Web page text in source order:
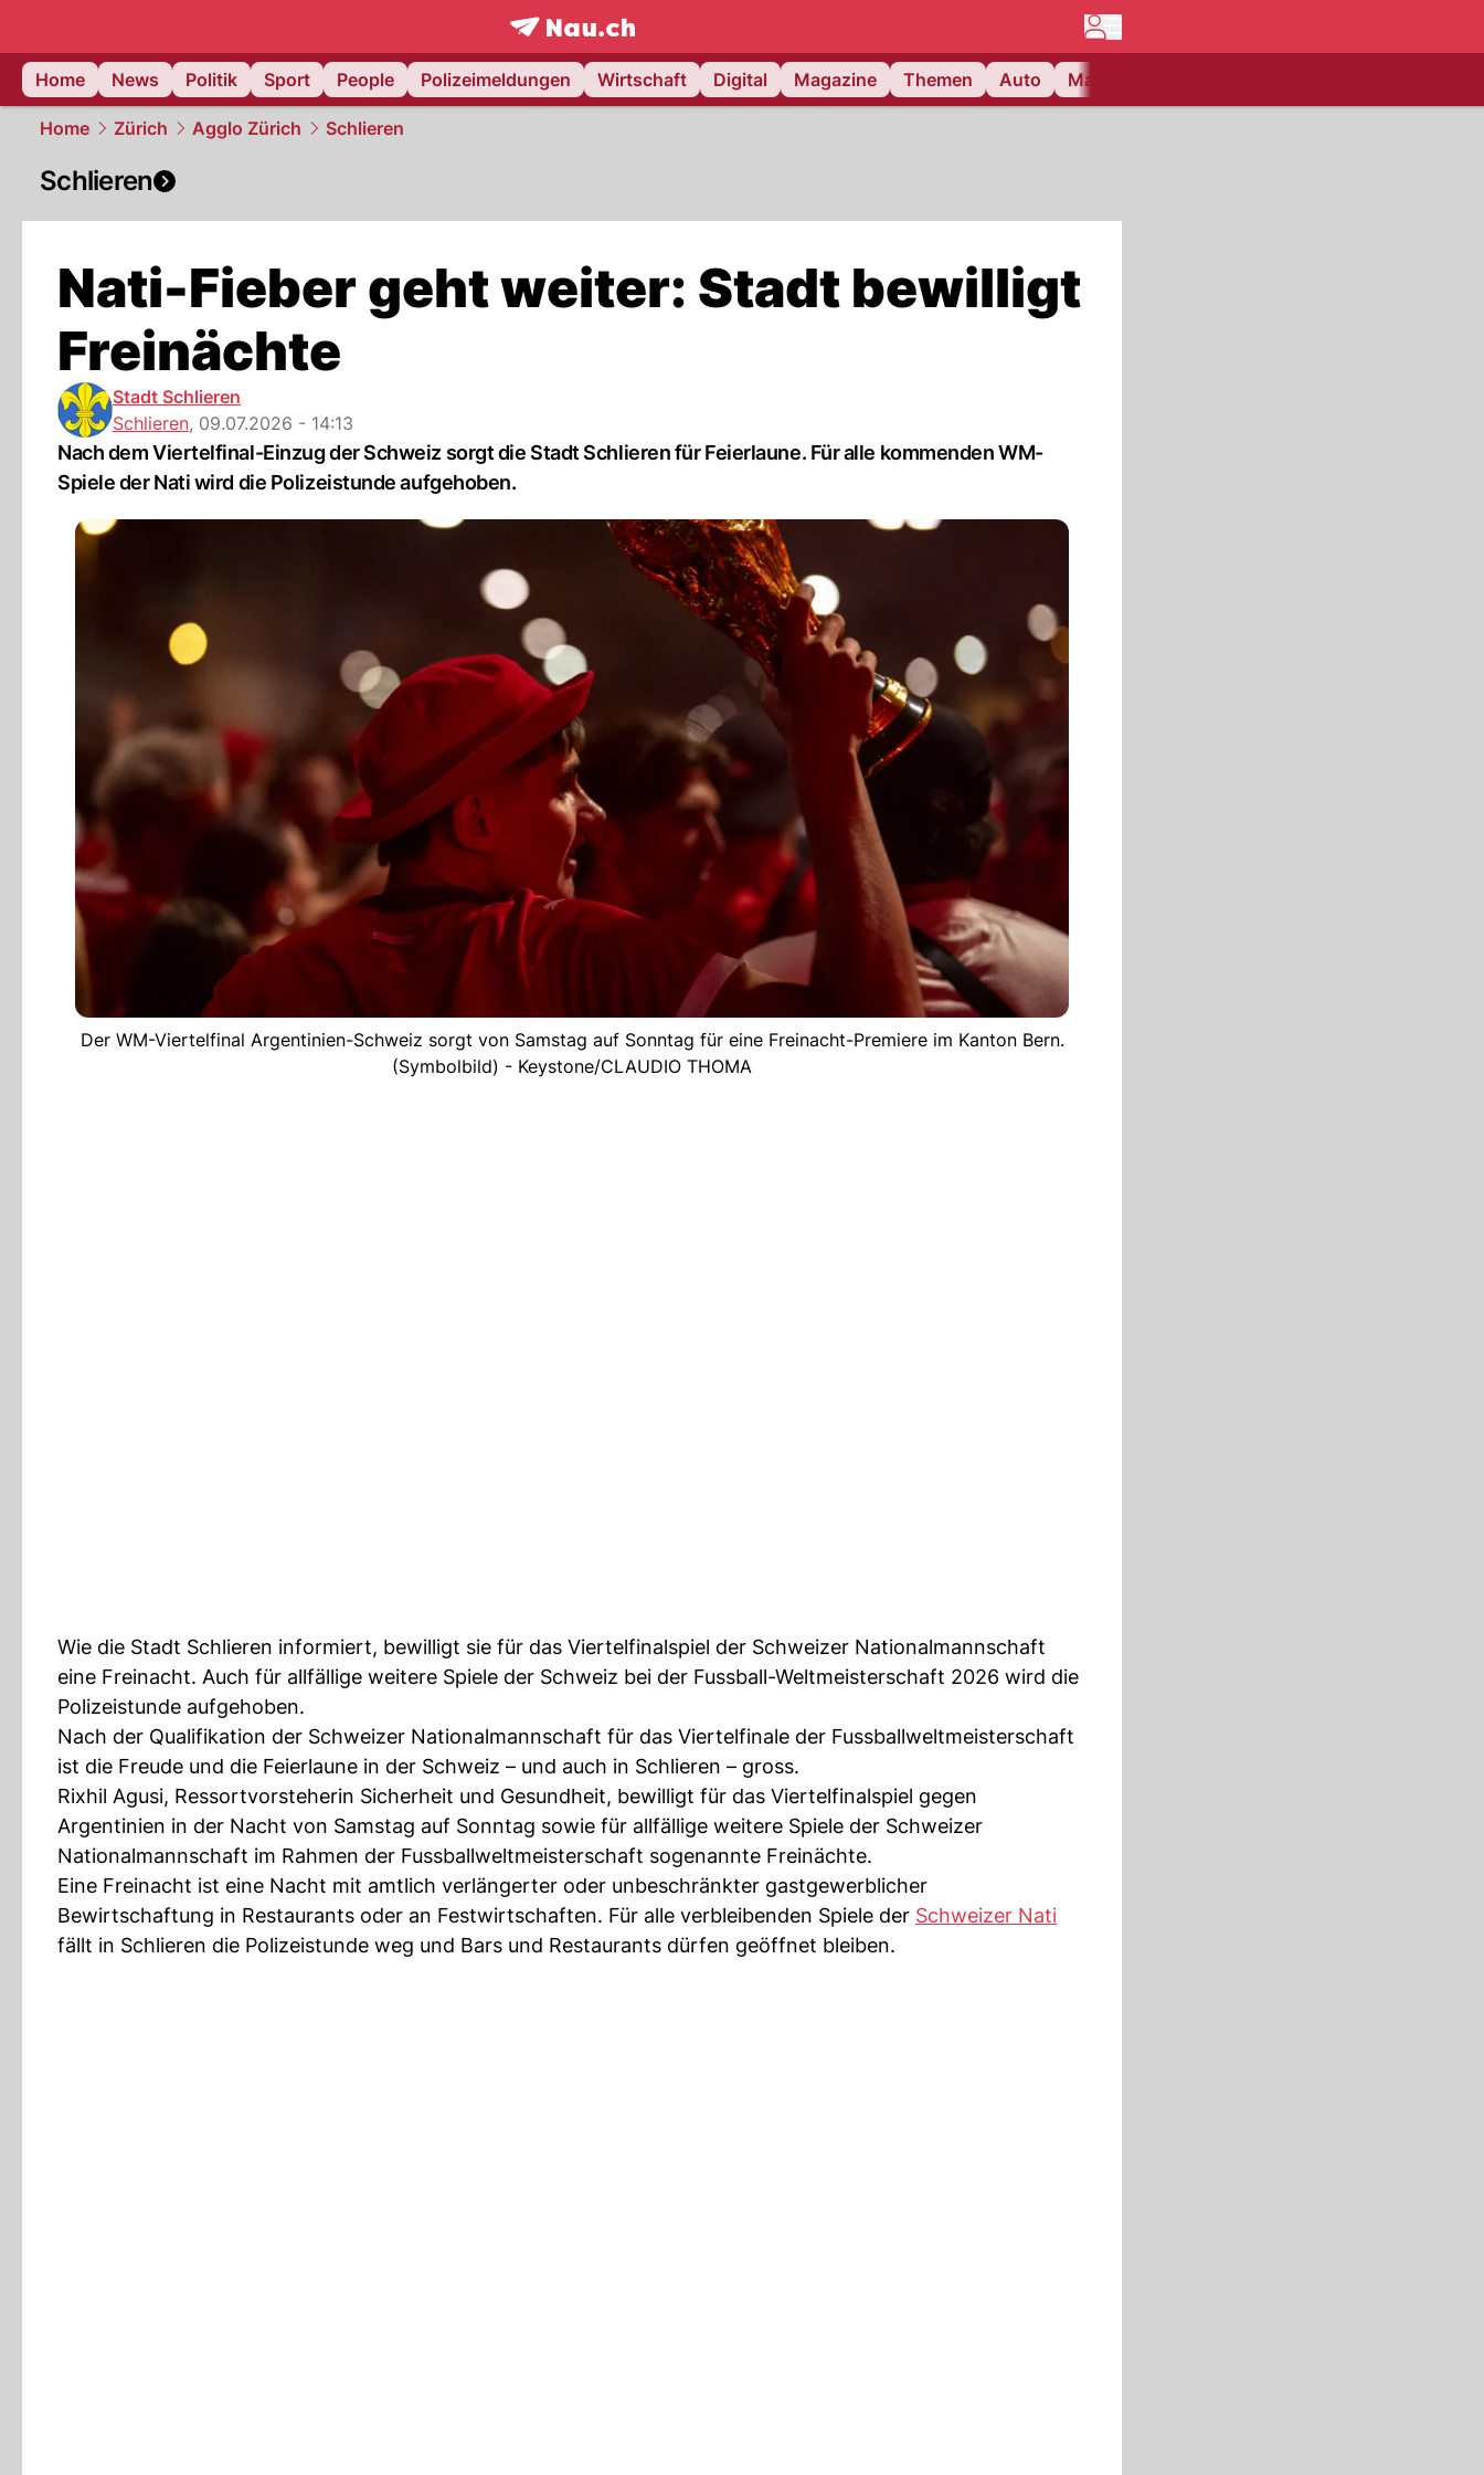
frontpage.NAU.ch
Home
News Politik Sport People Polizeimeldungen Wirtschaft Digital Magazine Themen Auto Matchcenter
Home Zürich Agglo Zürich Schlieren
Schlieren
Nati-Fieber geht weiter: Stadt bewilligt
Freinächte
Stadt Schlieren
Schlieren, 09.07.2026 - 14:13
Nach dem Viertelfinal-Einzug der Schweiz sorgt die Stadt Schlieren für Feierlaune. Für alle kommenden WM-
Spiele der Nati wird die Polizeistunde aufgehoben.
Der WM-Viertelfinal Argentinien-Schweiz sorgt von Samstag auf Sonntag für eine Freinacht-Premiere im Kanton Bern.
(Symbolbild) - Keystone/CLAUDIO THOMA
Wie die Stadt Schlieren informiert, bewilligt sie für das Viertelfinalspiel der Schweizer Nationalmannschaft
eine Freinacht. Auch für allfällige weitere Spiele der Schweiz bei der Fussball-Weltmeisterschaft 2026 wird die
Polizeistunde aufgehoben.
Nach der Qualifikation der Schweizer Nationalmannschaft für das Viertelfinale der Fussballweltmeisterschaft
ist die Freude und die Feierlaune in der Schweiz – und auch in Schlieren – gross.
Rixhil Agusi, Ressortvorsteherin Sicherheit und Gesundheit, bewilligt für das Viertelfinalspiel gegen
Argentinien in der Nacht von Samstag auf Sonntag sowie für allfällige weitere Spiele der Schweizer
Nationalmannschaft im Rahmen der Fussballweltmeisterschaft sogenannte Freinächte.
Eine Freinacht ist eine Nacht mit amtlich verlängerter oder unbeschränkter gastgewerblicher
Bewirtschaftung in Restaurants oder an Festwirtschaften. Für alle verbleibenden Spiele der Schweizer Nati
fällt in Schlieren die Polizeistunde weg und Bars und Restaurants dürfen geöffnet bleiben.